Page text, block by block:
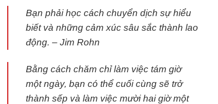
Bạn phải học cách chuyển dịch sự hiểu
biết và những cảm xúc sâu sắc thành lao
động. – Jim Rohn
Bằng cách chăm chỉ làm việc tám giờ
một ngày, bạn có thể cuối cùng sẽ trở
thành sếp và làm việc mười hai giờ một